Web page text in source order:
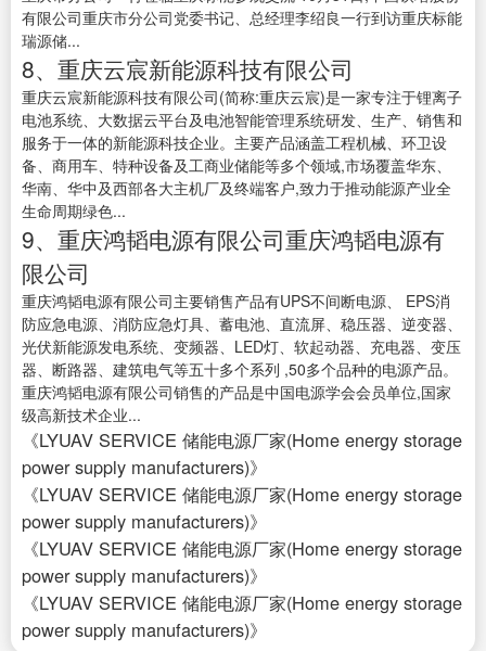
有限公司重庆市分公司党委书记、总经理李绍良一行到访重庆标能
瑞源储...
8、重庆云宸新能源科技有限公司
重庆云宸新能源科技有限公司(简称:重庆云宸)是一家专注于锂离子
电池系统、大数据云平台及电池智能管理系统研发、生产、销售和
服务于一体的新能源科技企业。主要产品涵盖工程机械、环卫设
备、商用车、特种设备及工商业储能等多个领域,市场覆盖华东、
华南、华中及西部各大主机厂及终端客户,致力于推动能源产业全
生命周期绿色...
9、重庆鸿韬电源有限公司重庆鸿韬电源有
限公司
重庆鸿韬电源有限公司主要销售产品有UPS不间断电源、 EPS消
防应急电源、消防应急灯具、蓄电池、直流屏、稳压器、逆变器、
光伏新能源发电系统、变频器、LED灯、软起动器、充电器、变压
器、断路器、建筑电气等五十多个系列 ,50多个品种的电源产品。
重庆鸿韬电源有限公司销售的产品是中国电源学会会员单位,国家
级高新技术企业...
《LYUAV SERVICE 储能电源厂家(Home energy storage
power supply manufacturers)》
《LYUAV SERVICE 储能电源厂家(Home energy storage
power supply manufacturers)》
《LYUAV SERVICE 储能电源厂家(Home energy storage
power supply manufacturers)》
《LYUAV SERVICE 储能电源厂家(Home energy storage
power supply manufacturers)》